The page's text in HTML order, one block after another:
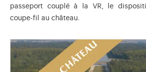
passeport couplé à la VR, le
coupe-fil au château.